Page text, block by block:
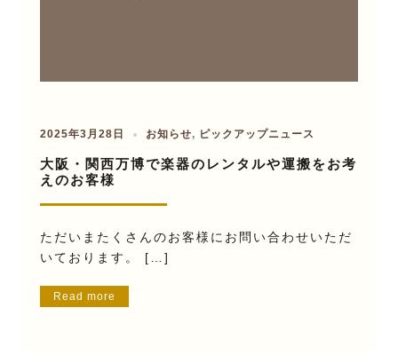
2025年3月28日 お知らせ, ピックアップニュース
大阪・関西万博で楽器のレンタルや運搬をお考
えのお客様
ただいまたくさんのお客様にお問い合わせいただ
いております。 […]
Read more